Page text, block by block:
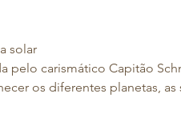
solar
pelo carismático Capitão
os diferentes planetas, as